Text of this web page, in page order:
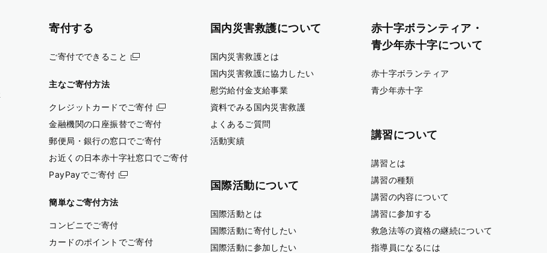
寄付する
ご寄付でできること
主なご寄付方法
クレジットカードでご寄付
金融機関の口座振替でご寄付
郵便局・銀行の窓口でご寄付
お近くの日本赤十字社窓口でご寄付
PayPayでご寄付
簡単なご寄付方法
コンビニでご寄付
カードのポイントでご寄付
国内災害救護について
国内災害救護とは
国内災害救護に協力したい
慰労給付金支給事業
資料でみる国内災害救護
よくあるご質問
活動実績
国際活動について
国際活動とは
国際活動に寄付したい
国際活動に参加したい
赤十字ボランティア・
青少年赤十字について
赤十字ボランティア
青少年赤十字
講習について
講習とは
講習の種類
講習の内容について
講習に参加する
救急法等の資格の継続について
指導員になるには